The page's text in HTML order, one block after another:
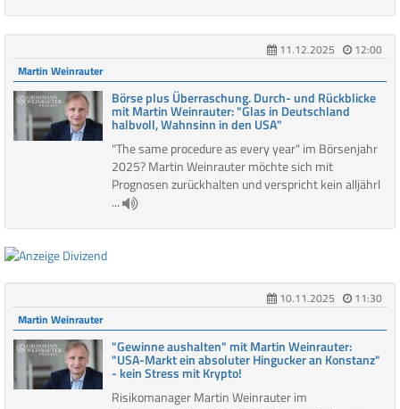
11.12.2025
12:00
Martin Weinrauter
Börse plus Überraschung. Durch- und Rückblicke
mit Martin Weinrauter: "Glas in Deutschland
halbvoll, Wahnsinn in den USA"
"The same procedure as every year" im Börsenjahr
2025? Martin Weinrauter möchte sich mit
Prognosen zurückhalten und verspricht kein alljährl
...
10.11.2025
11:30
Martin Weinrauter
"Gewinne aushalten" mit Martin Weinrauter:
"USA-Markt ein absoluter Hingucker an Konstanz"
- kein Stress mit Krypto!
Risikomanager Martin Weinrauter im